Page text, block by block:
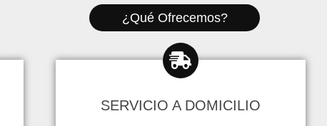
¿Qué Ofrecemos?
SERVICIO A DOMICILIO